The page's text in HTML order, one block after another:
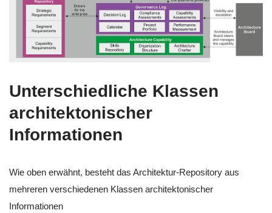
Unterschiedliche Klassen
architektonischer
Informationen
Wie oben erwähnt, besteht das Architektur-Repository aus
mehreren verschiedenen Klassen architektonischer
Informationen